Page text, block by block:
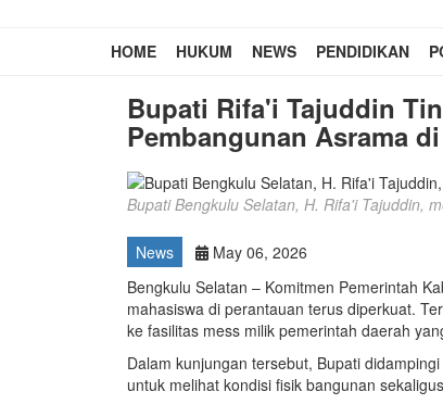
Main
HOME HUKUM NEWS PENDIDIKAN
Bupati Rifa'i Tajuddin
Pembangunan Asrama
Bupati Bengkulu Selatan, H. Rifa'i Tajuddin,
News
May 06, 2026
Bengkulu Selatan – Komitmen Pemerintah
mahasiswa di perantauan terus diperkuat.
ke fasilitas mess milik pemerintah daerah
Dalam kunjungan tersebut, Bupati
untuk melihat kondisi fisik bangunan